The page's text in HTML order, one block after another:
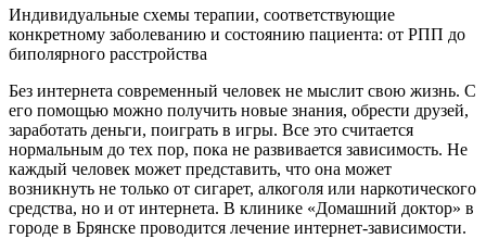
Индивидуальные схемы терапии, соответствующие
конкретному заболеванию и состоянию пациента: от РПП до
биполярного расстройства
Без интернета современный человек не мыслит свою жизнь. С
его помощью можно получить новые знания, обрести друзей,
заработать деньги, поиграть в игры. Все это считается
нормальным до тех пор, пока не развивается зависимость. Не
каждый человек может представить, что она может
возникнуть не только от сигарет, алкоголя или наркотического
средства, но и от интернета. В клинике «Домашний доктор» в
городе в Брянске проводится лечение интернет-зависимости.